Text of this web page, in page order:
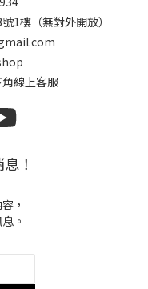
1樓（無對外開放）
線上客服
！
，
。